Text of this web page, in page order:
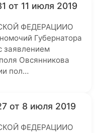
от 11 июля 2019
ФЕДЕРАЦИИО
Губернатора
заявлением
Овсянникова
пол…
от 8 июля 2019
ФЕДЕРАЦИИО